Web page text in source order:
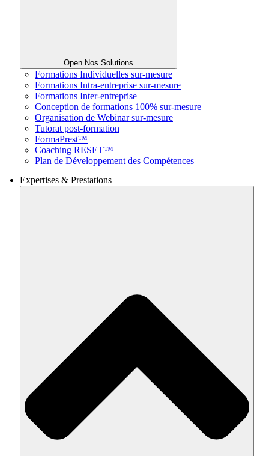
Open Nos Solutions
Formations Individuelles sur-mesure
Formations Intra-entreprise sur-mesure
Formations Inter-entreprise
Conception de formations 100% sur-mesure
Organisation de Webinar sur-mesure
Tutorat post-formation
FormaPrest™
Coaching RESET™
Plan de Développement des Compétences
Expertises & Prestations